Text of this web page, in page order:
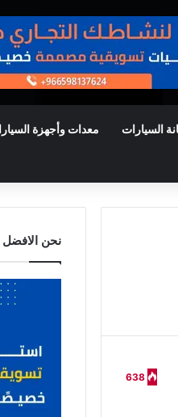
السيارات معدات وأجهزة
638
نحن الافضل